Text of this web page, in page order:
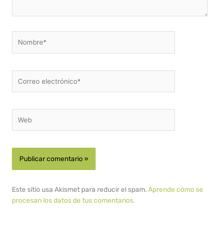
electrónico*
Este sitio usa Akismet para reducir el spam.Aprende cómo se
procesan los datos de tus comentarios.